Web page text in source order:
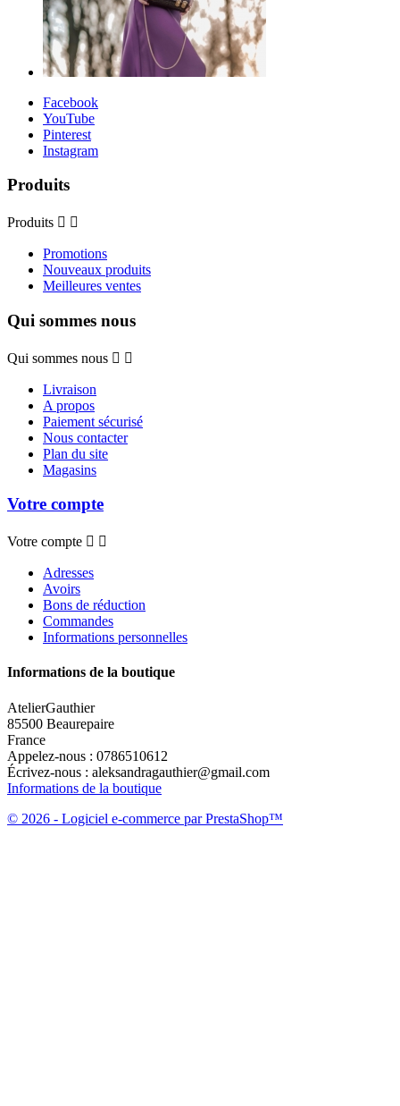
Facebook
YouTube
Pinterest
Instagram
Produits
Produits  
Promotions
Nouveaux produits
Meilleures ventes
Qui sommes nous
Qui sommes nous  
Livraison
A propos
Paiement sécurisé
Nous contacter
Plan du site
Magasins
Votre compte
Votre compte  
Adresses
Avoirs
Bons de réduction
Commandes
Informations personnelles
Informations de la boutique
AtelierGauthier
85500 Beaurepaire
France
Appelez-nous : 0786510612
Écrivez-nous : aleksandragauthier@gmail.com
Informations de la boutique
© 2026 - Logiciel e-commerce par PrestaShop™